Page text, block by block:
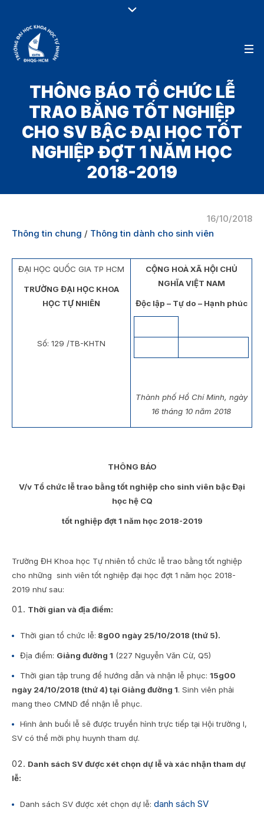
THÔNG BÁO TỔ CHỨC LỄ
TRAO BẰNG TỐT NGHIỆP
CHO SV BẬC ĐẠI HỌC TỐT
NGHIỆP ĐỢT 1 NĂM HỌC
2018-2019
16/10/2018
Thông tin chung / Thông tin dành cho sinh viên
ĐẠI HỌC QUỐC GIA TP HCM
TRƯỜNG ĐẠI HỌC KHOA
HỌC TỰ NHIÊN
Số: 129 /TB-KHTN
CỘNG HOÀ XÃ HỘI CHỦ
NGHĨA VIỆT NAM
Độc lập – Tự do – Hạnh phúc
Thành phố Hồ Chí Minh, ngày
16 tháng 10 năm 2018
THÔNG BÁO
V/v Tổ chức lễ trao bằng tốt nghiệp cho sinh viên bậc Đại
học hệ CQ
tốt nghiệp đợt 1 năm học 2018-2019
Trường ĐH Khoa học Tự nhiên tổ chức lễ trao bằng tốt nghiệp
cho những sinh viên tốt nghiệp đại học đợt 1 năm học 2018-
2019 như sau:
Thời gian và địa điểm:
Thời gian tổ chức lễ: 8g00 ngày 25/10/2018 (thứ 5).
Địa điểm: Giảng đường 1 (227 Nguyễn Văn Cừ, Q5)
Thời gian tập trung để hướng dẫn và nhận lễ phục: 15g00
ngày 24/10/2018 (thứ 4) tại Giảng đường 1. Sinh viên phải
mang theo CMND để nhận lễ phục.
Hình ảnh buổi lễ sẽ được truyền hình trực tiếp tại Hội trường I,
SV có thể mời phụ huynh tham dự.
Danh sách SV được xét chọn dự lễ và xác nhận tham dự
lễ:
Danh sách SV được xét chọn dự lễ: danh sách SV